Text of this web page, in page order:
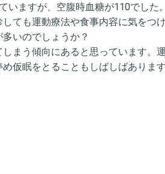
ますが、空腹時血糖が110でした。
ても運動療法や食事内容に気をつ
いのでしょうか？
まう傾向にあると思っています。
仮眠をとることもしばしばあります